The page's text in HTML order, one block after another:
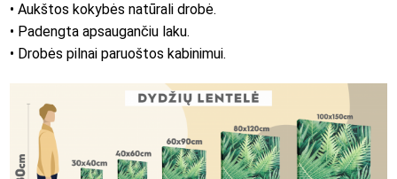
• Aukštos kokybės natūrali drobė.
• Padengta apsaugančiu laku.
• Drobės pilnai paruoštos kabinimui.